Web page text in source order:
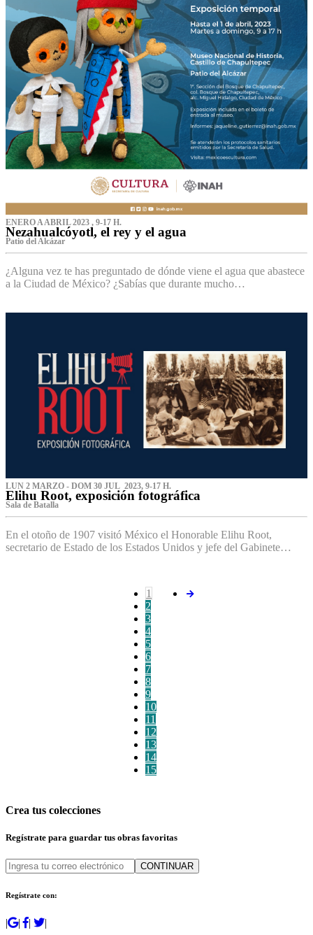
ENERO A ABRIL 2023 , 9-17 H.
Nezahualcóyotl, el rey y el agua
Patio del Alcázar
¿Alguna vez te has preguntado de dónde viene el agua que abastece
a la Ciudad de México? ¿Sabías que durante mucho…
LUN 2 MARZO - DOM 30 JUL 2023, 9-17 H.
Elihu Root, exposición fotográfica
Sala de Batalla
En el otoño de 1907 visitó México el Honorable Elihu Root,
secretario de Estado de los Estados Unidos y jefe del Gabinete…
1
2
3
4
5
6
7
8
9
10
11
12
13
14
15
Crea tus colecciones
Regístrate para guardar tus obras favoritas
CONTINUAR
Regístrate con:
| | | |